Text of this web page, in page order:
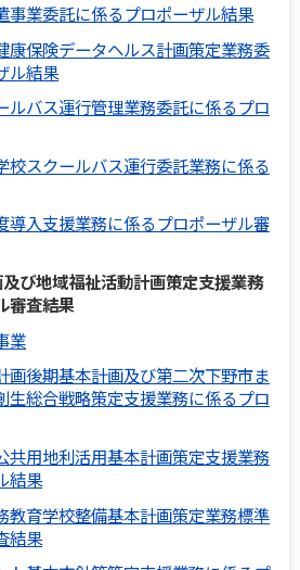
事業委託に係るプロポーザル結果
康保険データヘルス計画策定業務委
ル結果
ルバス運行管理業務委託に係るプロ
校スクールバス運行委託業務に係る
導入支援業務に係るプロポーザル審
び地域福祉活動計画策定支援業務
審査結果
業
画後期基本計画及び第二次下野市ま
生総合戦略策定支援業務に係るプロ
共用地利活用基本計画策定支援業務
結果
教育学校整備基本計画策定業務標準
結果